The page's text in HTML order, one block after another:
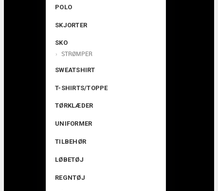
POLO
SKJORTER
SKO
STRØMPER
SWEATSHIRT
T-SHIRTS/TOPPE
TØRKLÆDER
UNIFORMER
TILBEHØR
LØBETØJ
REGNTØJ